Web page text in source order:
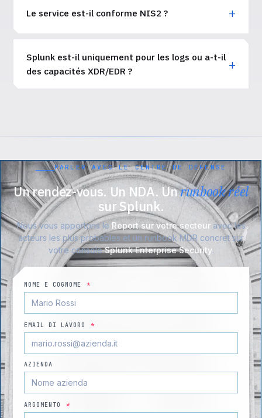
Le service est-il conforme NIS2 ?
Splunk est-il uniquement pour les logs ou a-t-il
des capacités XDR/EDR ?
PARLER AVEC LE CENTRE DE DÉFENSE
Un rendez-vous. Un NDA. Unrunbook réel
sur Splunk.
Nous vous apportons le Report sur votre secteuravec les
acteurs les plus probables et un runbook MDR concret sur
votre consoleSplunk Enterprise Security.
NOME E COGNOME *
EMAIL DI LAVORO *
AZIENDA
ARGOMENTO *